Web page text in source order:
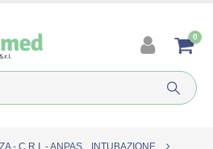
0
- C.R.I. - ANPAS,
INTUBAZIONE